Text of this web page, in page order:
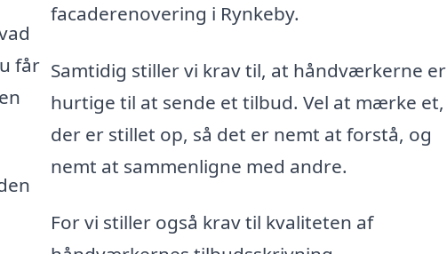
får
facaderenovering i Rynkeby.
Samtidig stiller vi krav til, at håndværkerne er
hurtige til at sende et tilbud. Vel at mærke et,
der er stillet op, så det er nemt at forstå, og
nemt at sammenligne med andre.
For vi stiller også krav til kvaliteten af